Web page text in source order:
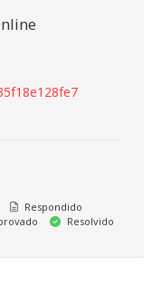
Respondido
Resolvido